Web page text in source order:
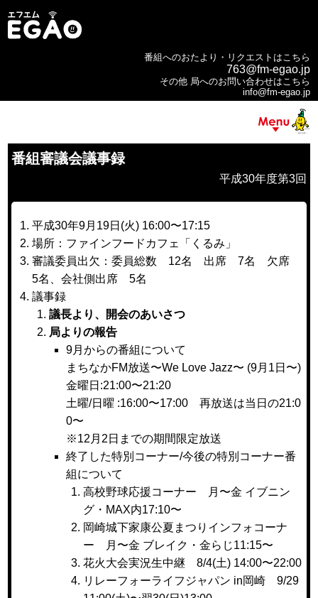
番組へのおたより・リクエストはこちら
763@fm-egao.jp
その他 局へのお問い合わせはこちら
info@fm-egao.jp
番組審議会議事録
平成30年度第3回
平成30年9月19日(火) 16:00〜17:15
場所：ファインフードカフェ「くるみ」
審議委員出欠：委員総数 12名 出席 7名 欠席
5名、会社側出席 5名
議事録
議長より、開会のあいさつ
局よりの報告
9月からの番組について
まちなかFM放送〜We Love Jazz〜 (9月1日〜)
金曜日:21:00〜21:20
土曜/日曜 :16:00〜17:00 再放送は当日の21:0
0〜
※12月2日までの期間限定放送
終了した特別コーナー/今後の特別コーナー番
組について
高校野球応援コーナー 月〜金 イブニン
グ・MAX内17:10〜
岡崎城下家康公夏まつりインフォコーナ
ー 月〜金 ブレイク・金らじ11:15〜
花火大会実況生中継 8/4(土) 14:00〜22:00
リレーフォーライフジャパン in岡崎 9/29